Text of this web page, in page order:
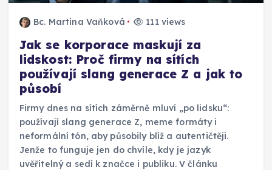
Bc. Martina Vaňková 111 views
Jak se korporace maskují za
lidskost: Proč firmy na sítích
používají slang generace Z a jak to
působí
Firmy dnes na sítích záměrně mluví „po lidsku“:
používají slang generace Z, meme formáty i
neformální tón, aby působily blíž a autentičtěji.
Jenže to funguje jen do chvíle, kdy je jazyk
uvěřitelný a sedí k značce i publiku. V článku